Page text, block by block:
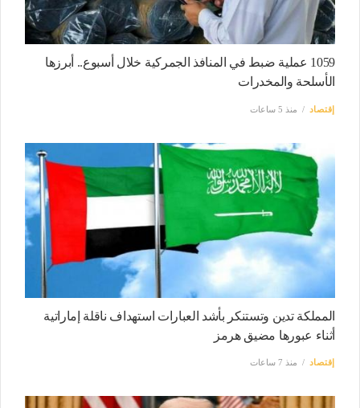
1059 عملية ضبط في المنافذ الجمركية خلال أسبوع.. أبرزها
الأسلحة والمخدرات
إقتصاد منذ 5 ساعات
المملكة تدين وتستنكر بأشد العبارات استهداف ناقلة إماراتية
أثناء عبورها مضيق هرمز
إقتصاد منذ 7 ساعات